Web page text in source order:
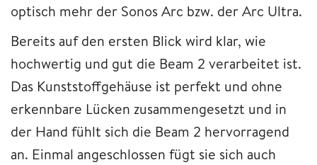
optisch mehr der Sonos Arc bzw. der Arc Ultra.
Bereits auf den ersten Blick wird klar, wie
hochwertig und gut die Beam 2 verarbeitet ist.
Das Kunststoffgehäuse ist perfekt und ohne
erkennbare Lücken zusammengesetzt und in
der Hand fühlt sich die Beam 2 hervorragend
an. Einmal angeschlossen fügt sie sich auch